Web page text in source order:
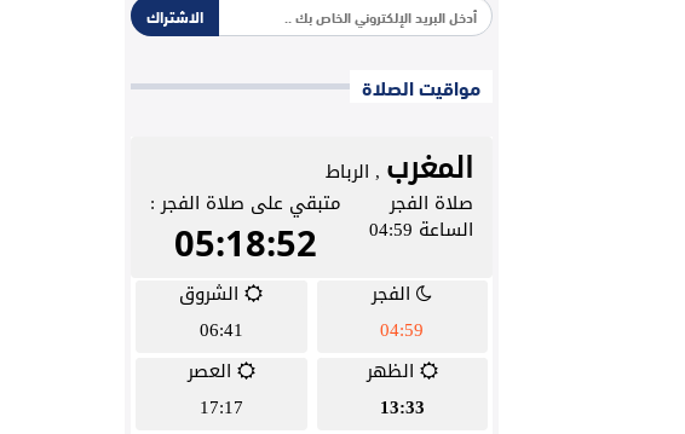
الاشتراك
مواقيت الصلاة